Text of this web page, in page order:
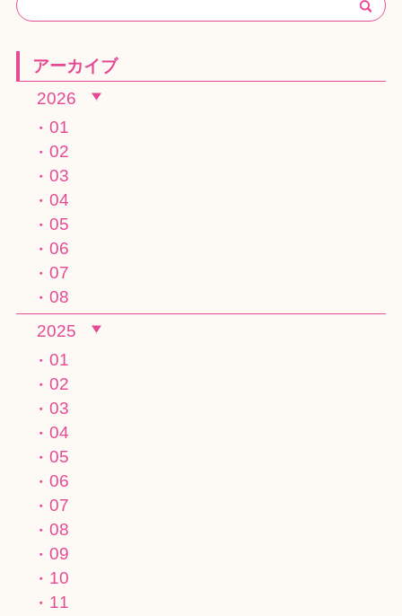
アーカイブ
2026
01
02
03
04
05
06
07
08
2025
01
02
03
04
05
06
07
08
09
10
11